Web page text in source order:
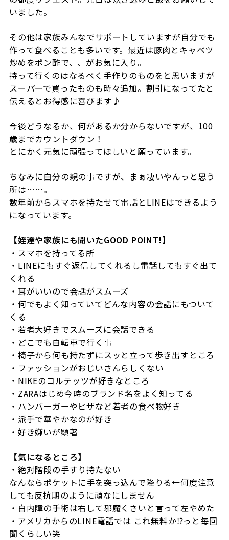
いました。
その他は家族みんなでサポートしていますが自分でも
作って食べることも多いです。最近は豚肉とキャベツ
炒めをポン酢で、、がお気に入り。
持って行くのはなるべく手作りのものをと思いますが
スーパーで買ったものも時々追加。割引になってたと
伝えるとお得感に喜びます♪
今後どうなるか、何があるか分からないですが、100
歳までカウントダウン！
とにかく元気に頑張ってほしいと願っています。
ちなみに自分の親の事ですが、まぁ凄いやんっと思う
所は……。
数年前からスマホを持たせて電話とLINEはできるよう
になっています。
【姪達や家族にも聞いたGOOD POINT!】
・スマホを持ってる所
・LINEにもすぐ返信してくれるし電話してもすぐ出て
くれる
・耳がいいので会話がスムーズ
・何でもよく知っていてどんな内容の会話にもついて
くる
・若者大好きでスムーズに会話できる
・どこでも自転車で行く事
・椅子から何も持たずにスッと立って歩き出すところ
・ファッションがおじいさんらしくない
・NIKEのコルテッツが好きなところ
・ZARAはじめ今時のブランド名をよく知ってる
・ハンバーガーやピザなど若者の食べ物好き
・派手で華やかなのが好き
・好き嫌いが顕著
【気になるところ】
・絶対階段の手すり持たない
なんならポケットに手を突っ込んで降りる←何度注意
しても反抗期のように頑なにしません
・白内障の手術は右して邪魔くさいと言って左やめた
・アメリカからのLINE電話では これ無料か⁉︎っと毎回
聞くらしい笑